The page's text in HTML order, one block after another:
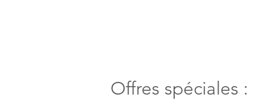
Offres spéciales :